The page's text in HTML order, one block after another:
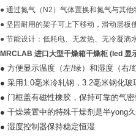
● 通过氮气（N2）气体置换和氮气与其
● 坚固耐用的架子可上下移动，滑动层板
● 节能设计：低耗电、无发热、无冷凝滴
MRCLAB 进口大型干燥箱干燥柜 (led 显
● 方便显示温度（左/绿）和湿度（右/
● 采用1.0毫米冷轧钢，3.2毫米钢化玻
● 门框盖有磁性橡胶，保持可靠的气
● 干燥装置中的特殊干燥剂是半yong
● 湿度控制器保持稳定恒湿